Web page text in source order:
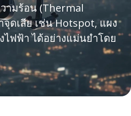
ามร้อน (Thermal
ดเสีย เช่น Hotspot, แผง
ฟฟ้า ได้อย่างแม่นยำโดย